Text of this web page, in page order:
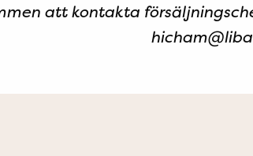
att kontakta